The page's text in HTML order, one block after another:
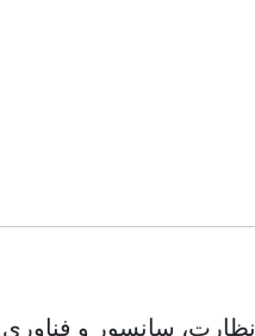
نظارت، سانسور و